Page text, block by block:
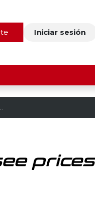
Iniciar sesión
prices